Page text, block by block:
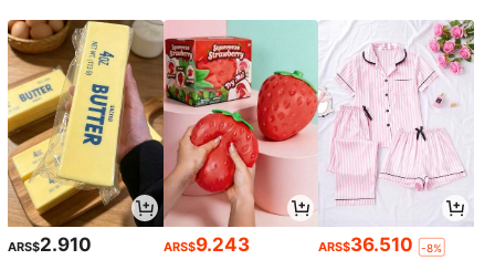
ARS$2.910 ARS$9.243 ARS$36.510 -8%